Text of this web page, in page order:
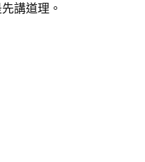
講道理。